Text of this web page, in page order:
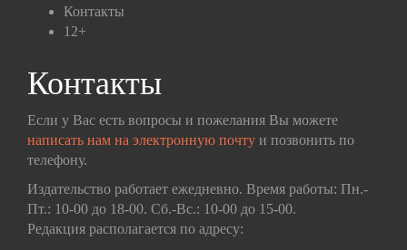
Контакты
12+
Контакты
Если у Вас есть вопросы и пожелания Вы можете
написать нам на электронную почту и позвонить по
телефону.
Издательство работает ежедневно. Время работы: Пн.-
Пт.: 10-00 до 18-00. Сб.-Вс.: 10-00 до 15-00.
Редакция располагается по адресу: